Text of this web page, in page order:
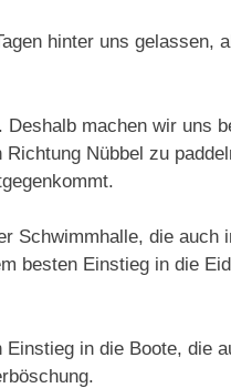
hinter uns gelassen,
machen wir uns
Nübbel zu
Schwimmhalle, die auch
besten Einstieg in die
in die Boote, die